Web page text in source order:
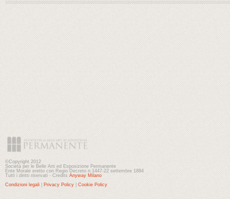
©Copyright 2012
Società per le Belle Arti ed Esposizione Permanente
Ente Morale eretto con Regio Decreto n.1447-22 settembre 1884
Tutti i diritti riservati - Credits Anyway Milano
Condizioni legali
Privacy Policy Cookie Policy